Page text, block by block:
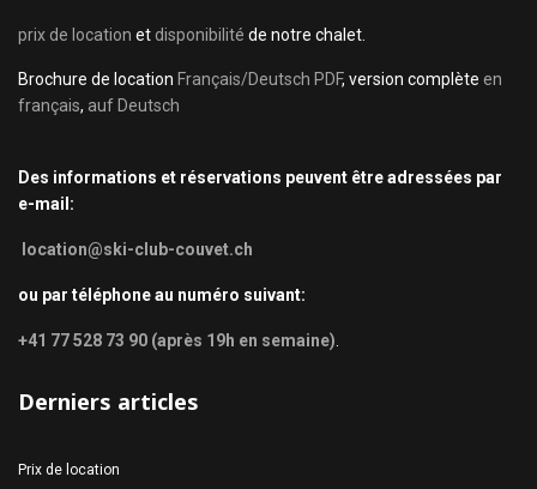
prix de location et disponibilité de notre chalet.
Brochure de location Français/Deutsch PDF, version complète en
français, auf Deutsch
Des informations et réservations peuvent être adressées par
e-mail:
location@ski-club-couvet.ch
ou par téléphone au numéro suivant:
+41 77 528 73 90 (après 19h en semaine)
Derniers articles
Prix de location